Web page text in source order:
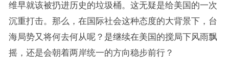
维早就该被扔进历史的垃圾桶。这无疑是给美国的一次
沉重打击。那么，在国际社会这种态度的大背景下，台
海局势又将何去何从呢？是继续在美国的搅局下风雨飘
摇，还是会朝着两岸统一的方向稳步前行？